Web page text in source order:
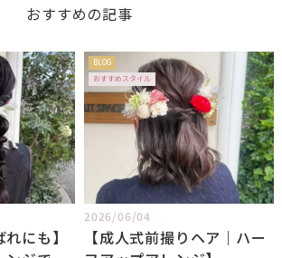
おすすめの記事
にも】
BLOG
おすすめスタイル
2026/06/04
【成人式前撮りヘア｜ハー